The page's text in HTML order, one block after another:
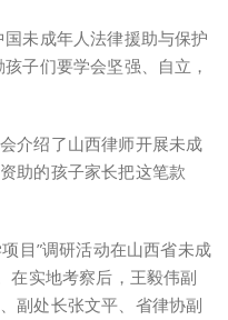
未成年人法律援助与保护
子们要学会坚强、自立，
绍了山西律师开展未成
助的孩子家长把这笔款
”调研活动在山西省未成
在实地考察后，王毅伟副
副处长张文平、省律协副